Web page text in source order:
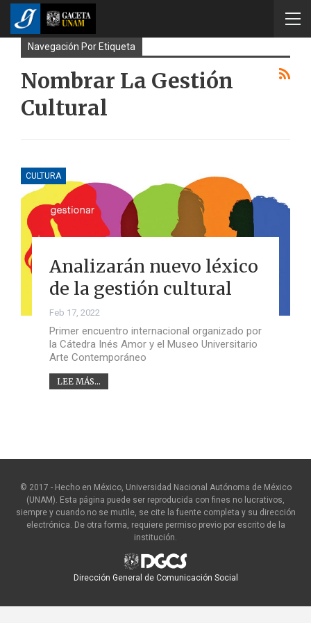
Navegación Por Etiqueta
Nombrar La Gestión
Cultural
CULTURA
Analizarán nuevo léxico
de la gestión cultural
Feb 17, 2022
Primer encuentro internacional organizado por
la Cátedra Inés Amor y el Museo Universitario
Arte Contemporáneo
LEE MÁS...
© 2017 - Hecho en México, Universidad Nacional Autónoma de México
(UNAM). Esta página puede ser reproducida con fines no lucrativos,
siempre y cuando no se mutile, se cite la fuente completa y su dirección
electrónica. De otra forma, requiere permiso previo por escrito de la
institución.
Dirección General de Comunicación Social